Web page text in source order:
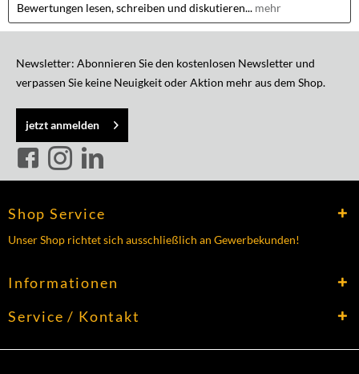
Bewertungen lesen, schreiben und diskutieren... mehr
Newsletter: Abonnieren Sie den kostenlosen Newsletter und
verpassen Sie keine Neuigkeit oder Aktion mehr aus dem Shop.
jetzt anmelden
Shop Service
Unser Shop richtet sich ausschließlich an Gewerbekunden!
Informationen
Service / Kontakt